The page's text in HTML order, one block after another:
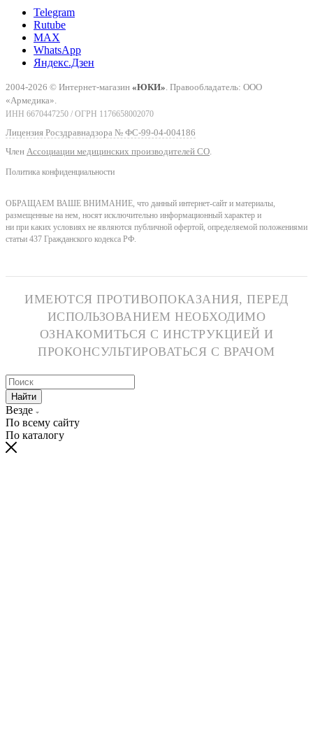
Telegram
Rutube
MAX
WhatsApp
Яндекс.Дзен
2004-2026 © Интернет-магазин «ЮКИ» . Правообладатель: ООО
«Армедика».
ИНН 6670447250 / ОГРН 1176658002070
Лицензия Росздравнадзора № ФС-99-04-004186
Член Ассоциации медицинских производителей СО
Политика конфиденциальности
ОБРАЩАЕМ ВАШЕ ВНИМАНИЕ, что данный интернет-сайт и материалы,
размещенные на нем, носят исключительно информационный характер и
ни при каких условиях не являются публичной офертой, определяемой положениями
статьи 437 Гражданского кодекса РФ.
ИМЕЮТСЯ ПРОТИВОПОКАЗАНИЯ, ПЕРЕД
ИСПОЛЬЗОВАНИЕМ НЕОБХОДИМО
ОЗНАКОМИТЬСЯ С ИНСТРУКЦИЕЙ И
ПРОКОНСУЛЬТИРОВАТЬСЯ С ВРАЧОМ
Найти
Везде
По всему сайту
По каталогу